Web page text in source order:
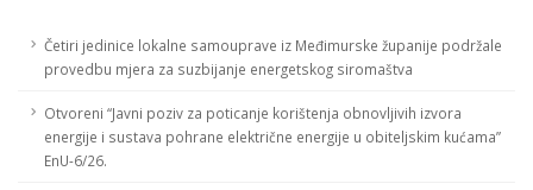
Četiri jedinice lokalne samouprave iz Međimurske županije podržale
provedbu mjera za suzbijanje energetskog siromaštva
Otvoreni “Javni poziv za poticanje korištenja obnovljivih izvora
energije i sustava pohrane električne energije u obiteljskim kućama”
EnU-6/26.